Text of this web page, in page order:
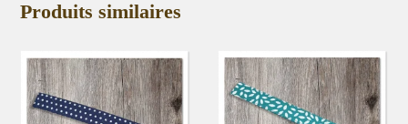
Produits similaires